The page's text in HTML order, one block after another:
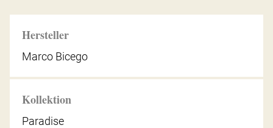
Hersteller
Marco Bicego
Kollektion
Paradise